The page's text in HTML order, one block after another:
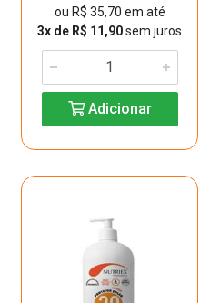
ou R$ 35,70 em até
3x de R$ 11,90sem juros
Adicionar